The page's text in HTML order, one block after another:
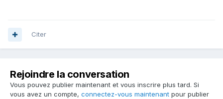
Citer
Rejoindre la conversation
Vous pouvez publier maintenant et vous inscrire plus tard. Si
vous avez un compte, connectez-vous maintenant pour publier